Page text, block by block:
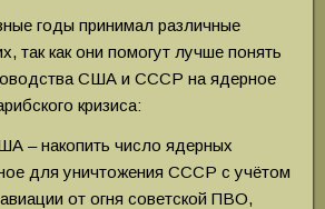
годы принимал различные
так как они помогут лучше понять
США и СССР на ядерное
кризиса:
– накопить число ядерных
для уничтожения СССР с учётом
от огня советской ПВО,